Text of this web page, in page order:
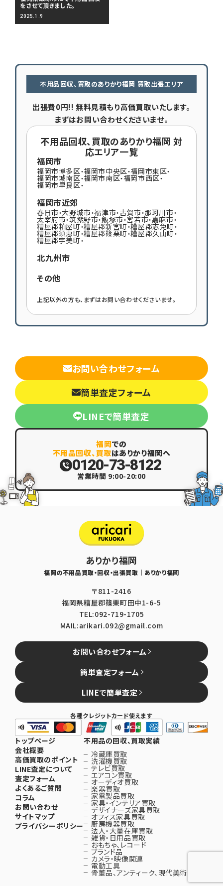
をさせて頂きました。
2025.1.9
不用品回収、買取のありかり福岡 買取出張エリア
出張費0円!! 無料見積もり高価買取いたします。
まずはお問い合わせくださいませ。
不用品回収、買取のありかり福岡 対
応エリア一覧
福岡市
福岡市博多区・福岡市中央区・福岡市東区・
福岡市城南区・福岡市南区・福岡市西区・
福岡市早良区・
福岡市近郊
春日市・大野城市・福津市・古賀市・那珂川市・
太宰府市・筑紫野市・飯塚市・宮若市・嘉麻市・
糟屋郡粕屋町・糟屋郡新宮町・糟屋郡志免町・
糟屋郡須恵町・糟屋郡篠栗町・糟屋郡久山町・
糟屋郡宇美町・
北九州市
その他
上記以外の方も、まずはお問い合わせくださいませ。
お問い合わせフォーム
簡単査定フォーム
LINEで簡単査定
福岡での
不用品回収、買取はありかり福岡へ
0120-73-8122
営業時間 9:00-20:00
ありかり福岡
福岡の不用品買取・回収・出張買取｜ありかり福岡
〒811-2416
福岡県糟屋郡篠栗町田中1-6-5
TEL:092-719-1705
MAIL:arikari.092@gmail.com
お問い合わせフォーム
簡単査定フォーム
LINEで簡単査定
各種クレジットカード使えます
トップページ
会社概要
高価買取のポイント
LINE査定について
査定フォーム
よくあるご質問
コラム
お問い合わせ
サイトマップ
プライバシーポリシー
不用品の回収、買取実績
冷蔵庫買取
洗濯機買取
テレビ買取
エアコン買取
オーディオ買取
楽器買取
家電製品買取
家具・インテリア買取
デザイナーズ家具買取
オフィス家具買取
厨房機器買取
法人・大量在庫買取
雑貨・日用品買取
おもちゃ、レコード
ブランド品
カメラ・映像関連
電動工具
骨董品、アンティーク、現代美術